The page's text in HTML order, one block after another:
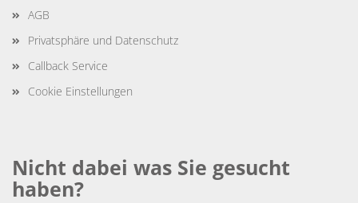
AGB
Privatsphäre und Datenschutz
Callback Service
Cookie Einstellungen
Nicht dabei was Sie gesucht
haben?